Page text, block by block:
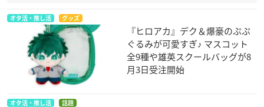
オタ活・推し活 グッズ
『ヒロアカ』デク＆爆豪のぷぷ
ぐるみが可愛すぎ♪ マスコット
全9種や雄英スクールバッグが8
月3日受注開始
オタ活・推し活 話題